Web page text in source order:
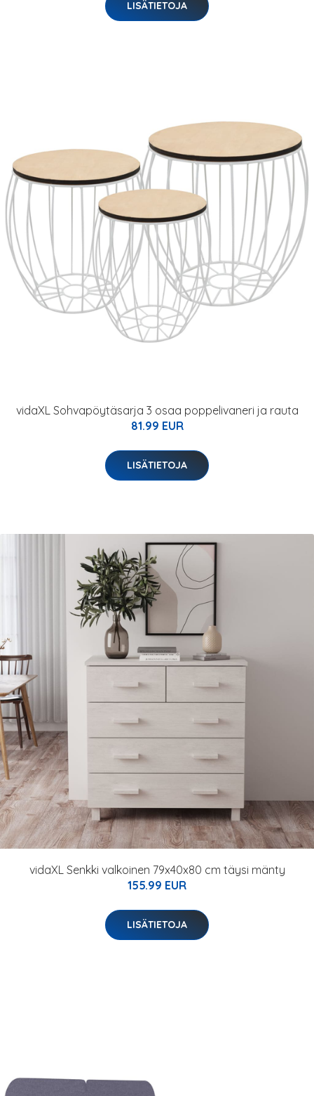
LISÄTIETOJA
vidaXL Sohvapöytäsarja 3 osaa poppelivaneri ja rauta
81.99 EUR
LISÄTIETOJA
vidaXL Senkki valkoinen 79x40x80 cm täysi mänty
155.99 EUR
LISÄTIETOJA